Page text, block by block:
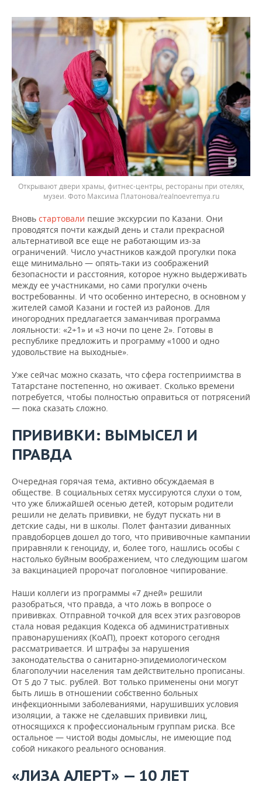
Открывают двери храмы, фитнес-центры, рестораны при отелях,
музеи. Фото Максима Платонова/realnoevremya.ru
Вновь стартовали пешие экскурсии по Казани. Они
проводятся почти каждый день и стали прекрасной
альтернативой все еще не работающим из-за
ограничений. Число участников каждой прогулки пока
еще минимально — опять-таки из соображений
безопасности и расстояния, которое нужно выдерживать
между ее участниками, но сами прогулки очень
востребованны. И что особенно интересно, в основном у
жителей самой Казани и гостей из районов. Для
иногородних предлагается заманчивая программа
лояльности: «2+1» и «3 ночи по цене 2». Готовы в
республике предложить и программу «1000 и одно
удовольствие на выходные».
Уже сейчас можно сказать, что сфера гостеприимства в
Татарстане постепенно, но оживает. Сколько времени
потребуется, чтобы полностью оправиться от потрясений
— пока сказать сложно.
ПРИВИВКИ: ВЫМЫСЕЛ И
ПРАВДА
Очередная горячая тема, активно обсуждаемая в
обществе. В социальных сетях муссируются слухи о том,
что уже ближайшей осенью детей, которым родители
решили не делать прививки, не будут пускать ни в
детские сады, ни в школы. Полет фантазии диванных
правдоборцев дошел до того, что прививочные кампании
приравняли к геноциду, и, более того, нашлись особы с
настолько буйным воображением, что следующим шагом
за вакцинацией пророчат поголовное чипирование.
Наши коллеги из программы «7 дней» решили
разобраться, что правда, а что ложь в вопросе о
прививках. Отправной точкой для всех этих разговоров
стала новая редакция Кодекса об административных
правонарушениях (КоАП), проект которого сегодня
рассматривается. И штрафы за нарушения
законодательства о санитарно-эпидемиологическом
благополучии населения там действительно прописаны.
От 5 до 7 тыс. рублей. Вот только применены они могут
быть лишь в отношении собственно больных
инфекционными заболеваниями, нарушивших условия
изоляции, а также не сделавших прививки лиц,
относящихся к профессиональным группам риска. Все
остальное — чистой воды домыслы, не имеющие под
собой никакого реального основания.
«ЛИЗА АЛЕРТ» — 10 ЛЕТ